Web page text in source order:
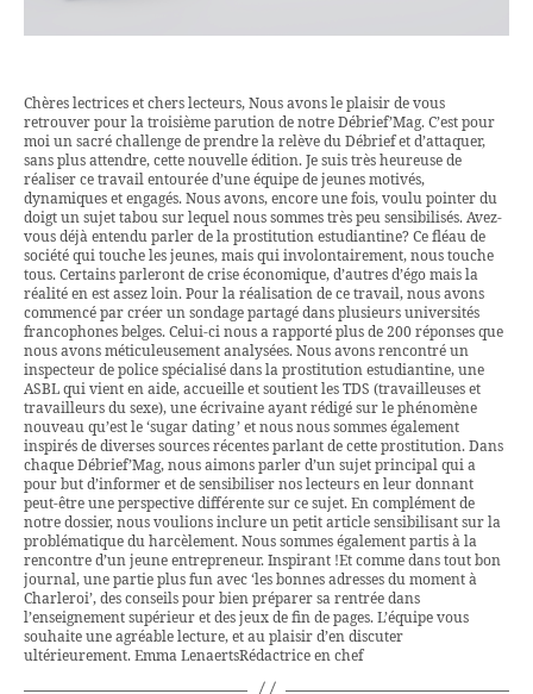
Chères lectrices et chers lecteurs, Nous avons le plaisir de vous
retrouver pour la troisième parution de notre Débrief’Mag. C’est pour
moi un sacré challenge de prendre la relève du Débrief et d’attaquer,
sans plus attendre, cette nouvelle édition. Je suis très heureuse de
réaliser ce travail entourée d’une équipe de jeunes motivés,
dynamiques et engagés. Nous avons, encore une fois, voulu pointer du
doigt un sujet tabou sur lequel nous sommes très peu sensibilisés. Avez-
vous déjà entendu parler de la prostitution estudiantine? Ce fléau de
société qui touche les jeunes, mais qui involontairement, nous touche
tous. Certains parleront de crise économique, d’autres d’égo mais la
réalité en est assez loin. Pour la réalisation de ce travail, nous avons
commencé par créer un sondage partagé dans plusieurs universités
francophones belges. Celui-ci nous a rapporté plus de 200 réponses que
nous avons méticuleusement analysées. Nous avons rencontré un
inspecteur de police spécialisé dans la prostitution estudiantine, une
ASBL qui vient en aide, accueille et soutient les TDS (travailleuses et
travailleurs du sexe), une écrivaine ayant rédigé sur le phénomène
nouveau qu’est le ‘sugar dating ’ et nous nous sommes également
inspirés de diverses sources récentes parlant de cette prostitution. Dans
chaque Débrief’Mag, nous aimons parler d’un sujet principal qui a
pour but d’informer et de sensibiliser nos lecteurs en leur donnant
peut-être une perspective différente sur ce sujet. En complément de
notre dossier, nous voulions inclure un petit article sensibilisant sur la
problématique du harcèlement. Nous sommes également partis à la
rencontre d’un jeune entrepreneur. Inspirant !Et comme dans tout bon
journal, une partie plus fun avec ‘les bonnes adresses du moment à
Charleroi’, des conseils pour bien préparer sa rentrée dans
l’enseignement supérieur et des jeux de fin de pages. L’équipe vous
souhaite une agréable lecture, et au plaisir d’en discuter
ultérieurement. Emma LenaertsRédactrice en chef